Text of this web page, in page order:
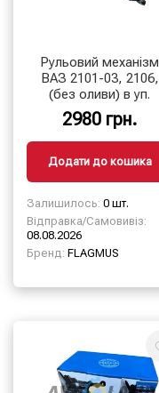
Рульовий механізм
ВАЗ 2101-03, 2106,
(без оливи) в уп.
2980 грн.
Додати до кошика
Залишилось: 0 шт.
Відправка/Самовивіз:
08.08.2026
Бренд: FLAGMUS